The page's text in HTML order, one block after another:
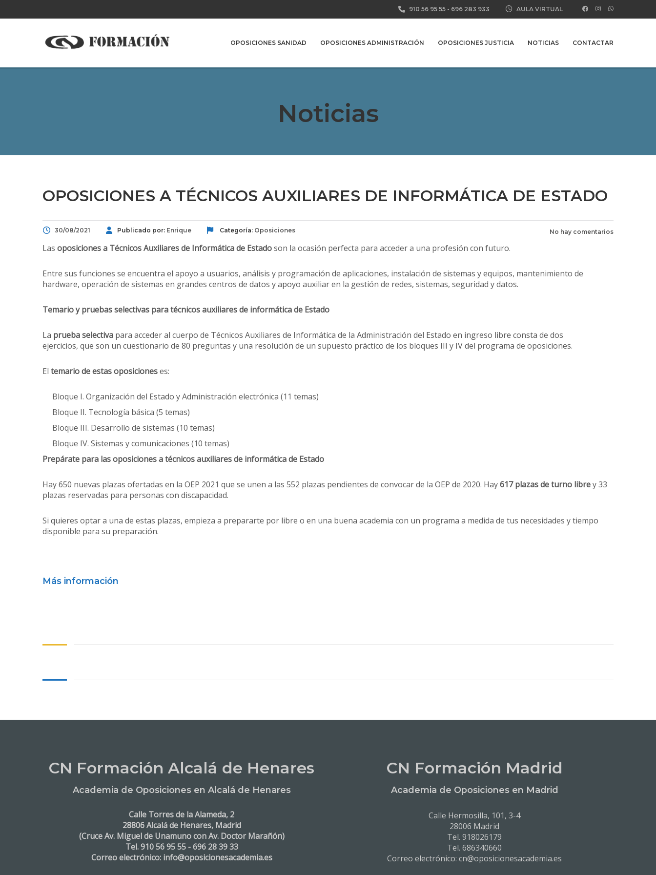
AULA VIRTUAL
910 56 95 55 - 696 283 933
OPOSICIONES SANIDAD OPOSICIONES ADMINISTRACIÓN OPOSICIONES JUSTICIA NOTICIAS CONTACTAR
Noticias
OPOSICIONES A TÉCNICOS AUXILIARES DE INFORMÁTICA DE ESTADO
30/08/2021 Publicado por: Enrique Categoría: Oposiciones No hay comentarios
Las oposiciones a Técnicos Auxiliares de Informática de Estadoson la ocasión perfecta para acceder a una profesión con futuro.
Entre sus funciones se encuentra el apoyo a usuarios, análisis y programación de aplicaciones, instalación de sistemas y equipos, mantenimiento de
hardware, operación de sistemas en grandes centros de datos y apoyo auxiliar en la gestión de redes, sistemas, seguridad y datos.
Temario y pruebas selectivas para técnicos auxiliares de informática de Estado
La prueba selectiva para acceder al cuerpo de Técnicos Auxiliares de Informática de la Administración del Estado en ingreso libre consta de dos
ejercicios, que son un cuestionario de 80 preguntas y una resolución de un supuesto práctico de los bloques III y IV del programa de oposiciones.
El temario de estas oposicioneses:
Bloque I. Organización del Estado y Administración electrónica (11 temas)
Bloque II. Tecnología básica (5 temas)
Bloque III. Desarrollo de sistemas (10 temas)
Bloque IV. Sistemas y comunicaciones (10 temas)
Prepárate para las oposiciones a técnicos auxiliares de informática de Estado
Hay 650 nuevas plazas ofertadas en la OEP 2021 que se unen a las 552 plazas pendientes de convocar de la OEP de 2020. Hay617 plazas de turno librey 33
plazas reservadas para personas con discapacidad.
Si quieres optar a una de estas plazas, empieza a prepararte por libre o en una buena academia con un programa a medida de tus necesidades y tiempo
disponible para su preparación.
Más información
CN Formación Alcalá de Henares
Academia de Oposiciones en Alcalá de Henares
Calle Torres de la Alameda, 2
28806 Alcalá de Henares, Madrid
(Cruce Av. Miguel de Unamuno con Av. Doctor Marañón)
Tel. 910 56 95 55 - 696 28 39 33
Correo electrónico: info@oposicionesacademia.es
CN Formación Madrid
Academia de Oposiciones en Madrid
Calle Hermosilla, 101, 3-4
28006 Madrid
Tel. 918026179
Tel. 686340660
Correo electrónico: cn@oposicionesacademia.es